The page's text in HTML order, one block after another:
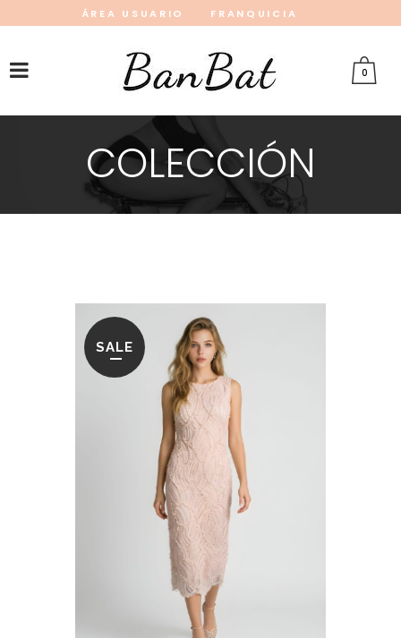
ÁREA USUARIO
FRANQUICIA
0
COLECCIÓN
SALE